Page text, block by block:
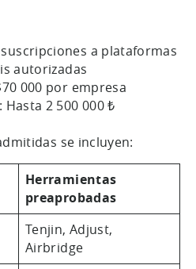
a plataformas
autorizadas
000 por empresa
Hasta 2 500 000 ₺
se incluyen:
Herramientas
preaprobadas
Tenjin, Adjust,
Airbridge